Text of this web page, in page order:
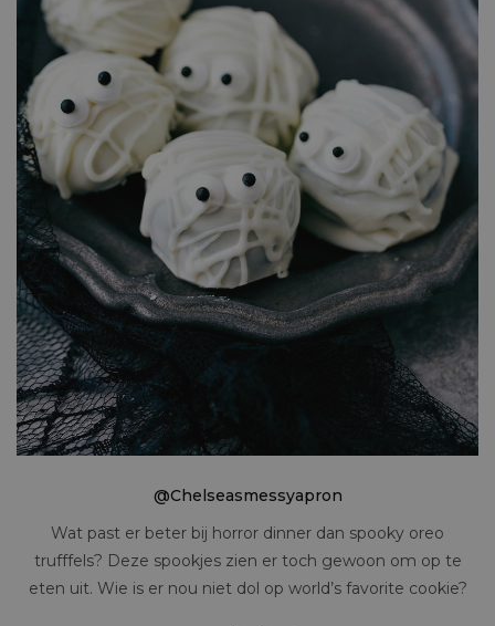
@Chelseasmessyapron
Wat past er beter bij horror dinner dan spooky oreo
trufffels? Deze spookjes zien er toch gewoon om op te
eten uit. Wie is er nou niet dol op world’s favorite cookie?